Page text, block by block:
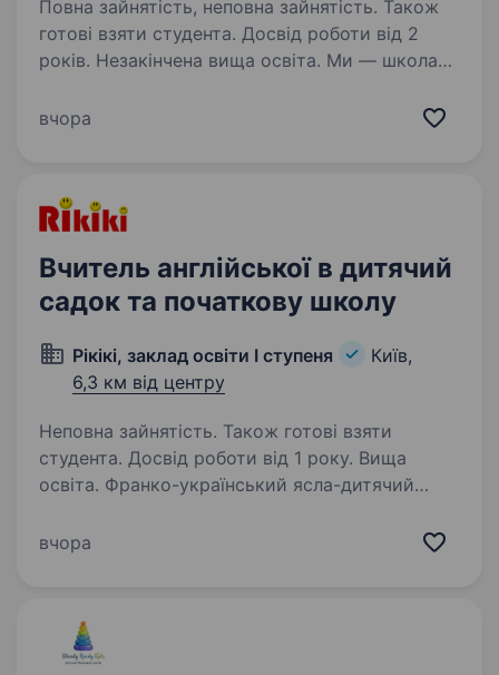
Повна зайнятість, неповна зайнятість. Також
готові взяти студента. Досвід роботи від 2
років. Незакінчена вища освіта. Ми — школа
«SandBox»: Основна методика навчання —
акцент на практичному застосуванні мови Для
нас…
вчора
Вчитель англійської в дитячий
садок та початкову школу
Рікікі, заклад освіти І ступеня
Київ,
6,3 км від центру
Неповна зайнятість. Також готові взяти
студента. Досвід роботи від 1 року. Вища
освіта. Франко-український ясла-дитячий
до своєї команди вчителя англійської мови
тепле, сучасне та дружнє…
вчора